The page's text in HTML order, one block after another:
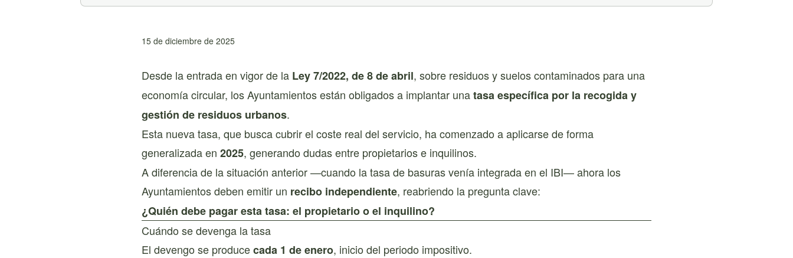
15 de diciembre de 2025
Desde la entrada en vigor de la Ley 7/2022, de 8 de abril, sobre residuos y suelos contaminados para una
economía circular, los Ayuntamientos están obligados a implantar unatasa específica por la recogida y
gestión de residuos urbanos.
Esta nueva tasa, que busca cubrir el coste real del servicio, ha comenzado a aplicarse de forma
generalizada en 2025, generando dudas entre propietarios e inquilinos.
A diferencia de la situación anterior —cuando la tasa de basuras venía integrada en el IBI— ahora los
Ayuntamientos deben emitir un recibo independiente, reabriendo la pregunta clave:
¿Quién debe pagar esta tasa: el propietario o el inquilino?
Cuándo se devenga la tasa
El devengo se producecada 1 de enero, inicio del periodo impositivo.